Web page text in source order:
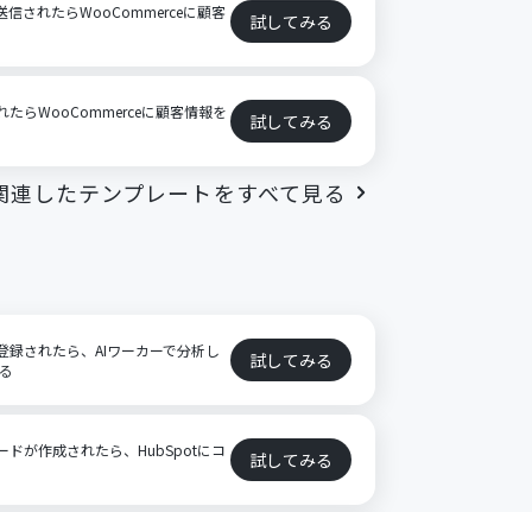
信されたらWooCommerceに顧客 試してみる
たらWooCommerceに顧客情報を 試してみる
連したテンプレートをすべて見る
されたら、AIワーカーで分析し
試してみる
ドが作成されたら、HubSpotにコ 試してみる